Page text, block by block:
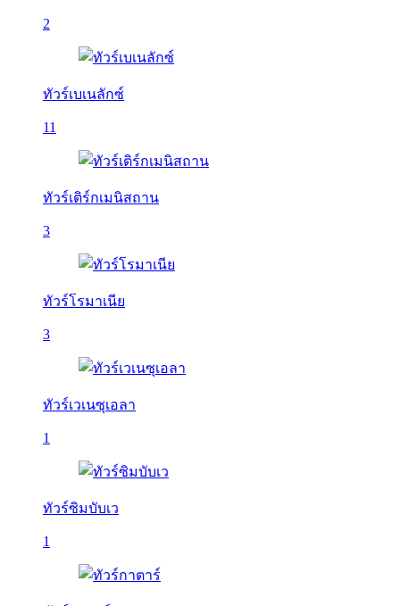
2
ทัวร์เบเนลักซ์
11
ทัวร์เติร์กเมนิสถาน
3
ทัวร์โรมาเนีย
3
ทัวร์เวเนซุเอลา
1
ทัวร์ซิมบับเว
1